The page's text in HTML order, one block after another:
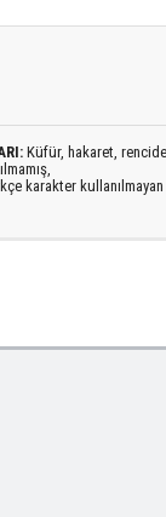
Küfür, hakaret,
karakter